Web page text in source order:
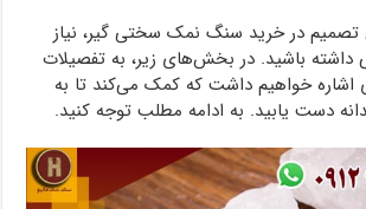
تصمیم در خرید سنگ نمک سختی گیر، نیاز
داشته باشید. در بخش‌های زیر، به تفصیلات
اشاره خواهیم داشت که کمک می‌کند تا به
دست یابید. به ادامه مطلب توجه کنید.